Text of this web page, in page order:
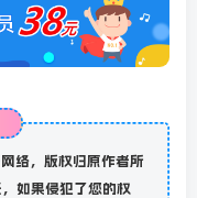
络，版权归原作者所
如果侵犯了您的权